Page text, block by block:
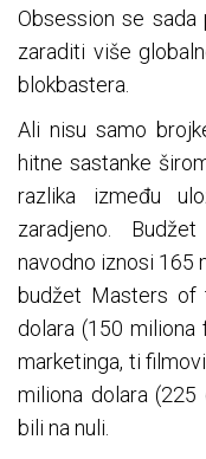
Obsession se
zaraditi više
blokbastera.
Ali nisu samo
hitne sastanke
razlika između
zaradjeno.
navodno iznosi 165
budžet Masters of
dolara (150 miliona
marketinga, ti
miliona dolara
bili na nuli.